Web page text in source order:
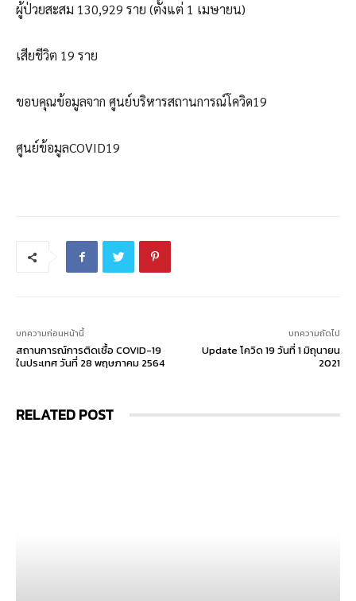
ผู้ป่วยสะสม 130,929 ราย (ตั้งแต่ 1 เมษายน)
เสียชีวิต 19 ราย
ขอบคุณข้อมูลจาก ศูนย์บริหารสถานการณ์โควิด19
ศูนย์ข้อมูลCOVID19
บทความก่อนหน้านี้
สถานการณ์การติดเชื้อ COVID-19
ในประเทศ วันที่ 28 พฤษภาคม 2564
บทความถัดไป
Update โควิด 19 วันที่ 1 มิถุนายน
2021
RELATED POST